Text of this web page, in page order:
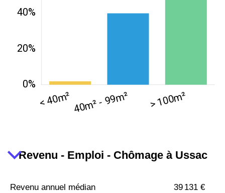
Revenu - Emploi - Chômage à Ussac
Revenu annuel médian 39 131 €